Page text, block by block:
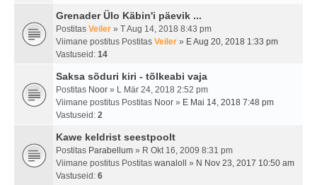
Grenader Ülo Käbin'i päevik ...
Postitas Veiler » T Aug 14, 2018 8:43 pm
Viimane postitus Postitas Veiler » E Aug 20, 2018 1:33 pm
Vastuseid: 14
Saksa sõduri kiri - tõlkeabi vaja
Postitas Noor » L Mär 24, 2018 2:52 pm
Viimane postitus Postitas Noor » E Mai 14, 2018 7:48 pm
Vastuseid: 2
Kawe keldrist seestpoolt
Postitas Parabellum » R Okt 16, 2009 8:31 pm
Viimane postitus Postitas wanaloll » N Nov 23, 2017 10:50 am
Vastuseid: 6